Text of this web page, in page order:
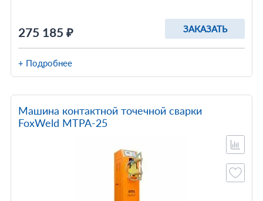
275 185 ₽ ЗАКАЗАТЬ
+ Подробнее
Машина контактной точечной сварки
FoxWeld МТРА-25